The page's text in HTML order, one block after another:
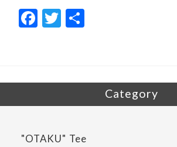
F
ac
o
k
T
w
Category
"OTAKU" Tee